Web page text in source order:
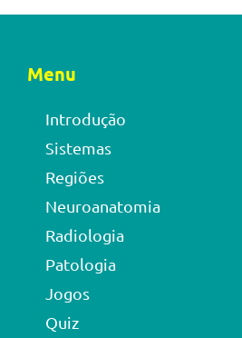
Menu
Introdução
Sistemas
Regiões
Neuroanatomia
Radiologia
Patologia
Jogos
Quiz